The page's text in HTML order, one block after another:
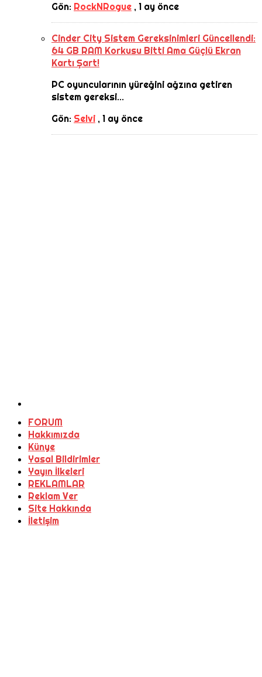
Gön: RockNRogue ,1 ay önce
Cinder City Sistem Gereksinimleri Güncellendi:
64 GB RAM Korkusu Bitti Ama Güçlü Ekran
Kartı Şart!
PC oyuncularının yüreğini ağzına getiren
sistem gereksi...
Gön: Selvi ,1 ay önce
FORUM
Hakkımızda
Künye
Yasal Bildirimler
Yayın İlkeleri
REKLAMLAR
Reklam Ver
Site Hakkında
İletişim